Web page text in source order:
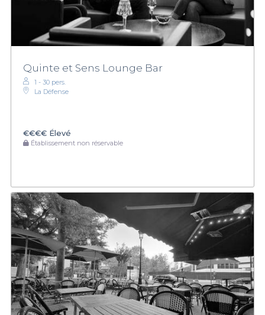
Quinte et Sens Lounge Bar
1 - 30 pers.
La Défense
€€€€ Élevé
Établissement non réservable